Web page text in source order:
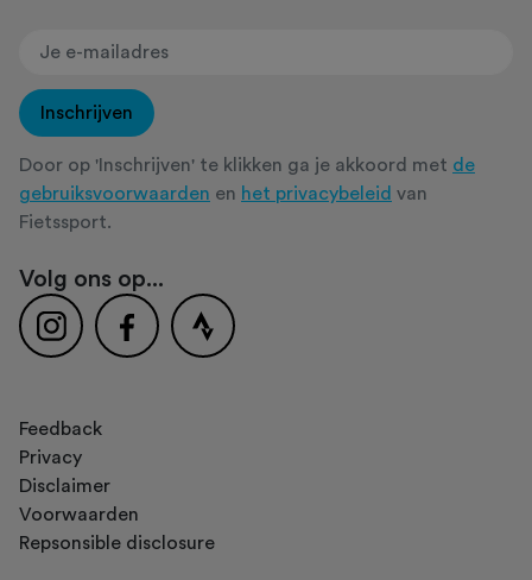
Inschrijven
Door op 'Inschrijven' te klikken ga je akkoord met de
gebruiksvoorwaarden en het privacybeleid van
Fietssport.
Volg ons op...
Feedback
Privacy
Disclaimer
Voorwaarden
Repsonsible disclosure